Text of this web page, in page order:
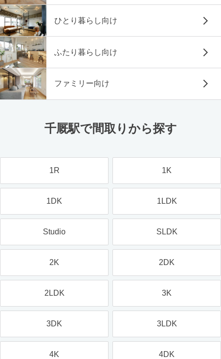
ひとり暮らし向け
ふたり暮らし向け
ファミリー向け
千厩駅で間取りから探す
1R 1K
1DK 1LDK
Studio SLDK
2K 2DK
2LDK 3K
3DK 3LDK
4K 4DK